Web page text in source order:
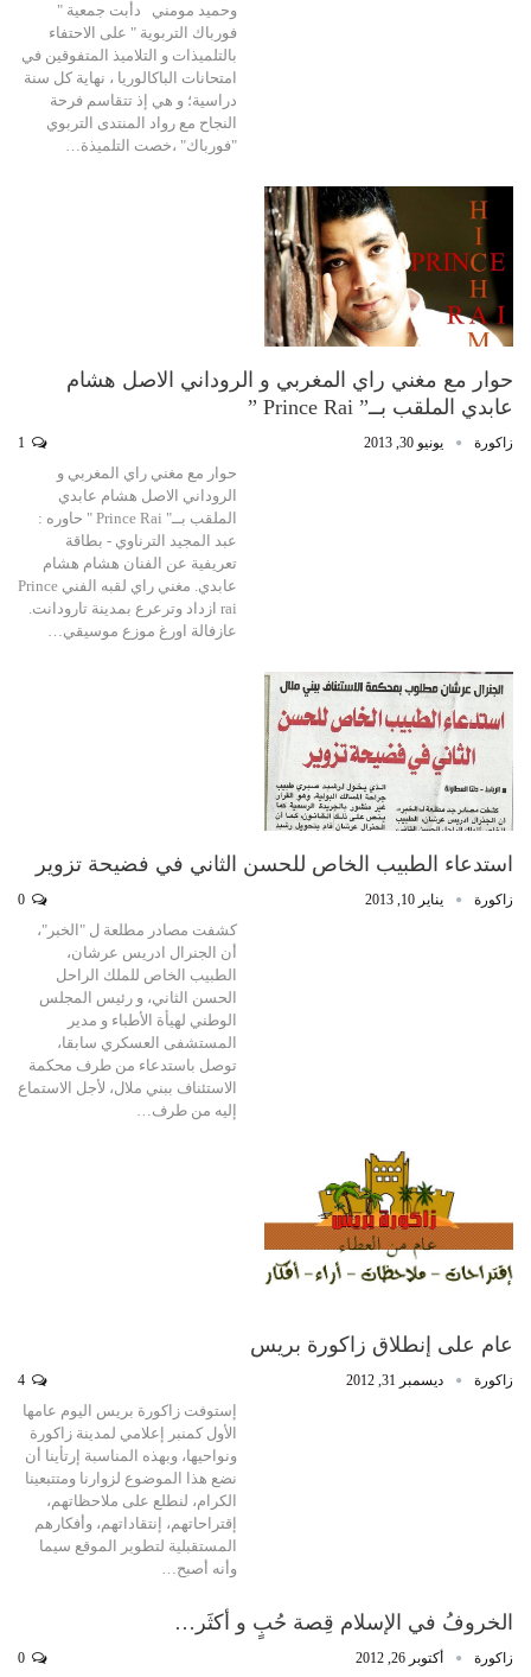
وحميد مومني دأبت جمعية "
فورباك التربوية " على الاحتفاء
بالتلميذات و التلاميذ المتفوقين في
امتحانات الباكالوريا ، نهاية كل سنة
دراسية؛ و هي إذ تتقاسم فرحة
النجاح مع رواد المنتدى التربوي
"فورباك" ،خصت التلميذة…
حوار مع مغني راي المغربي و الروداني الاصل هشام
عابدي الملقب بــ” Prince Rai ”
زاكورة يونيو 30, 2013
حوار مع مغني راي المغربي و
الروداني الاصل هشام عابدي
الملقب بــ" Prince Rai " حاوره :
عبد المجيد الترناوي - بطاقة
تعريفية عن الفنان هشام هشام
عابدي. مغني راي لقبه الفني Prince
rai ازداد وترعرع بمدينة تارودانت.
عازفالة اورغ موزع موسيقي…
استدعاء الطبيب الخاص للحسن الثاني في فضيحة تزوير
زاكورة يناير 10, 2013
كشفت مصادر مطلعة ل "الخبر"،
أن الجنرال ادريس عرشان،
الطبيب الخاص للملك الراحل
الحسن الثاني، و رئيس المجلس
الوطني لهيأة الأطباء و مدير
المستشفى العسكري سابقا،
توصل باستدعاء من طرف محكمة
الاستئناف ببني ملال، لأجل الاستماع
إليه من طرف…
عام على إنطلاق زاكورة بريس
زاكورة ديسمبر 31, 2012
إستوفت زاكورة بريس اليوم عامها
الأول كمنبر إعلامي لمدينة زاكورة
ونواحيها، وبهذه المناسبة إرتأينا أن
نضع هذا الموضوع لزوارنا ومتتبعينا
الكرام، لنطلع على ملاحظاتهم،
إقتراحاتهم، إنتقاداتهم، وأفكارهم
المستقبلية لتطوير الموقع سيما
وأنه أصبح…
الخروفُ في الإسلام قِصة حُبٍ و أكثَر…
زاكورة أكتوبر 26, 2012